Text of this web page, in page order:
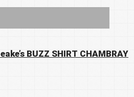
BUZZ SHIRT CHAMBRAY